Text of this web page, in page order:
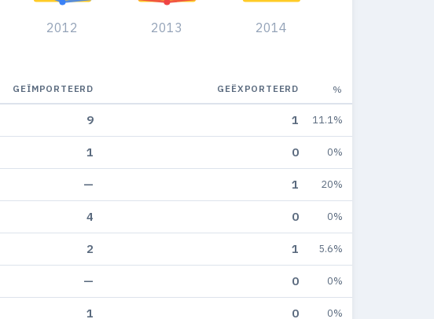
2012 2013 2014
GEÏMPORTEERD GEËXPORTEERD %
9 1 11.1%
1 0 0%
— 1 20%
4 0 0%
2 1 5.6%
— 0 0%
1 0 0%